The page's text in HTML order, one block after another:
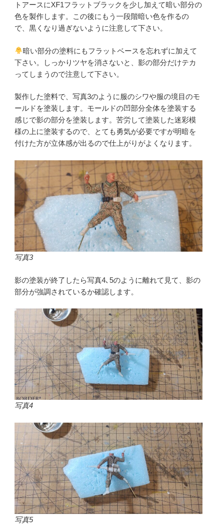
トアースにXF1フラットブラックを少し加えて暗い部分の
色を製作します。この後にもう一段階暗い色を作るの
で、黒くなり過ぎないように注意して下さい。
暗い部分の塗料にもフラットベースを忘れずに加えて
下さい。しっかりツヤを消さないと、影の部分だけテカ
ってしまうので注意して下さい。
製作した塗料で、写真3のように服のシワや服の境目のモ
ールドを塗装します。モールドの凹部分全体を塗装する
感じで影の部分を塗装します。苦労して塗装した迷彩模
様の上に塗装するので、とても勇気が必要ですが明暗を
付けた方が立体感が出るので仕上がりがよくなります。
写真3
影の塗装が終了したら写真4､5のように離れて見て、影の
部分が強調されているか確認します。
写真4
写真5